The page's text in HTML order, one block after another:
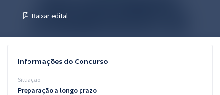
Questões grátis
Conteúdo gratuito
Baixar edital
Informações do Concurso
Situação
Preparação a longo prazo